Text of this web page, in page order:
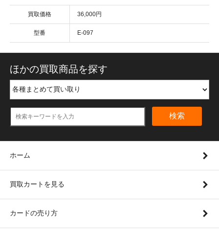
買取価格 36,000円
型番 E-097
ほかの買取商品を探す
検索
ホーム
買取カートを見る
カードの売り方